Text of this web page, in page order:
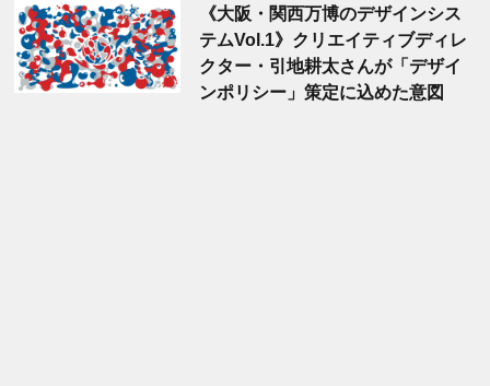
《大阪・関西万博のデザインシス
テムVol.1》クリエイティブディレ
クター・引地耕太さんが「デザイ
ンポリシー」策定に込めた意図